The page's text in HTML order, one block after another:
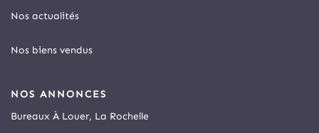
Nos actualités
Nos biens vendus
NOS ANNONCES
Bureaux À Louer, La Rochelle